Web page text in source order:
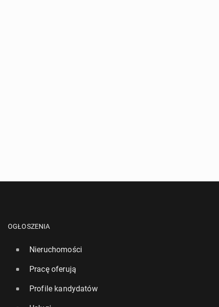
OGŁOSZENIA
Nieruchomości
Pracę oferują
Profile kandydatów